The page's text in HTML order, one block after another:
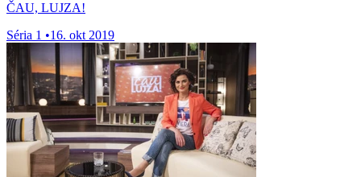
ČAU, LUJZA!
Séria 1 •16. okt 2019